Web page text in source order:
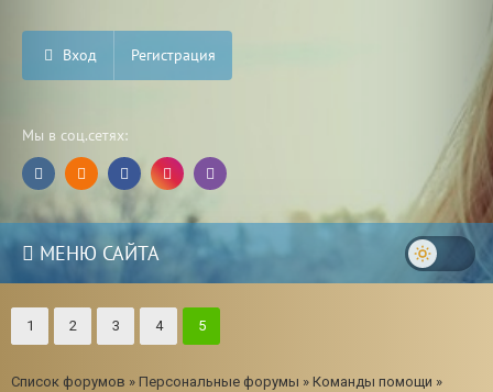
Вход Регистрация
Мы в соц.сетях:
МЕНЮ САЙТА
1 2 3 4 5
Список форумов » Персональные форумы » Команды помощи »